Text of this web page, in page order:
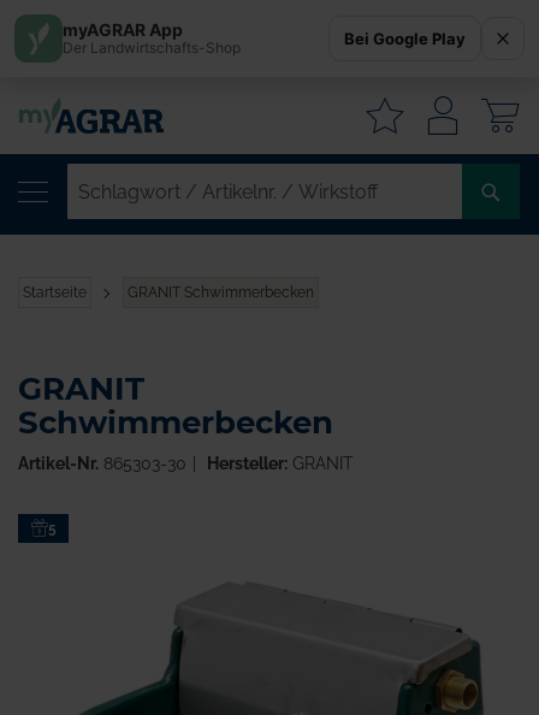
Startseite GRANIT Schwimmerbecken
Zum5
GRANIT
Schwimmerbecken
Artikel-Nr. 865303-30 Hersteller:GRANIT
myAGRAR App
Der Landwirtschafts-Shop Bei Google Play